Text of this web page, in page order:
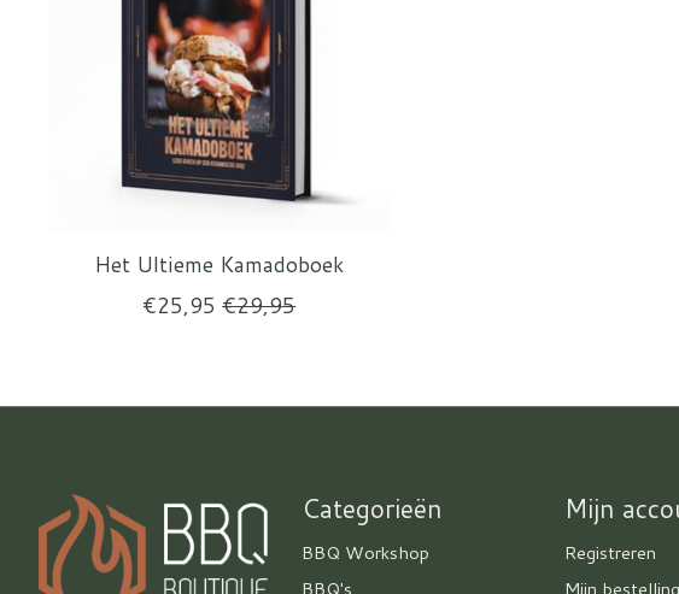
Het Ultieme Kamadoboek
€25,95 €29,95
Categorieën
BBQ Workshop
BBQ's
Mijn
Registreren
Mijn